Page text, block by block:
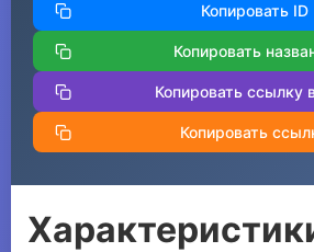
Копировать ID
Копировать
Копировать ссылку
Копировать